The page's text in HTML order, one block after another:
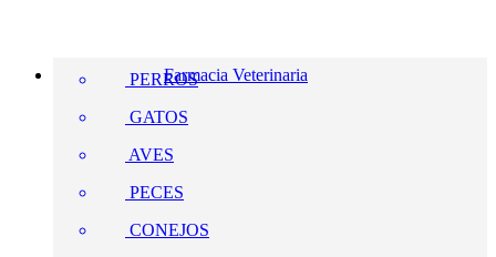
Farmacia Veterinaria
PERROS
GATOS
AVES
PECES
CONEJOS